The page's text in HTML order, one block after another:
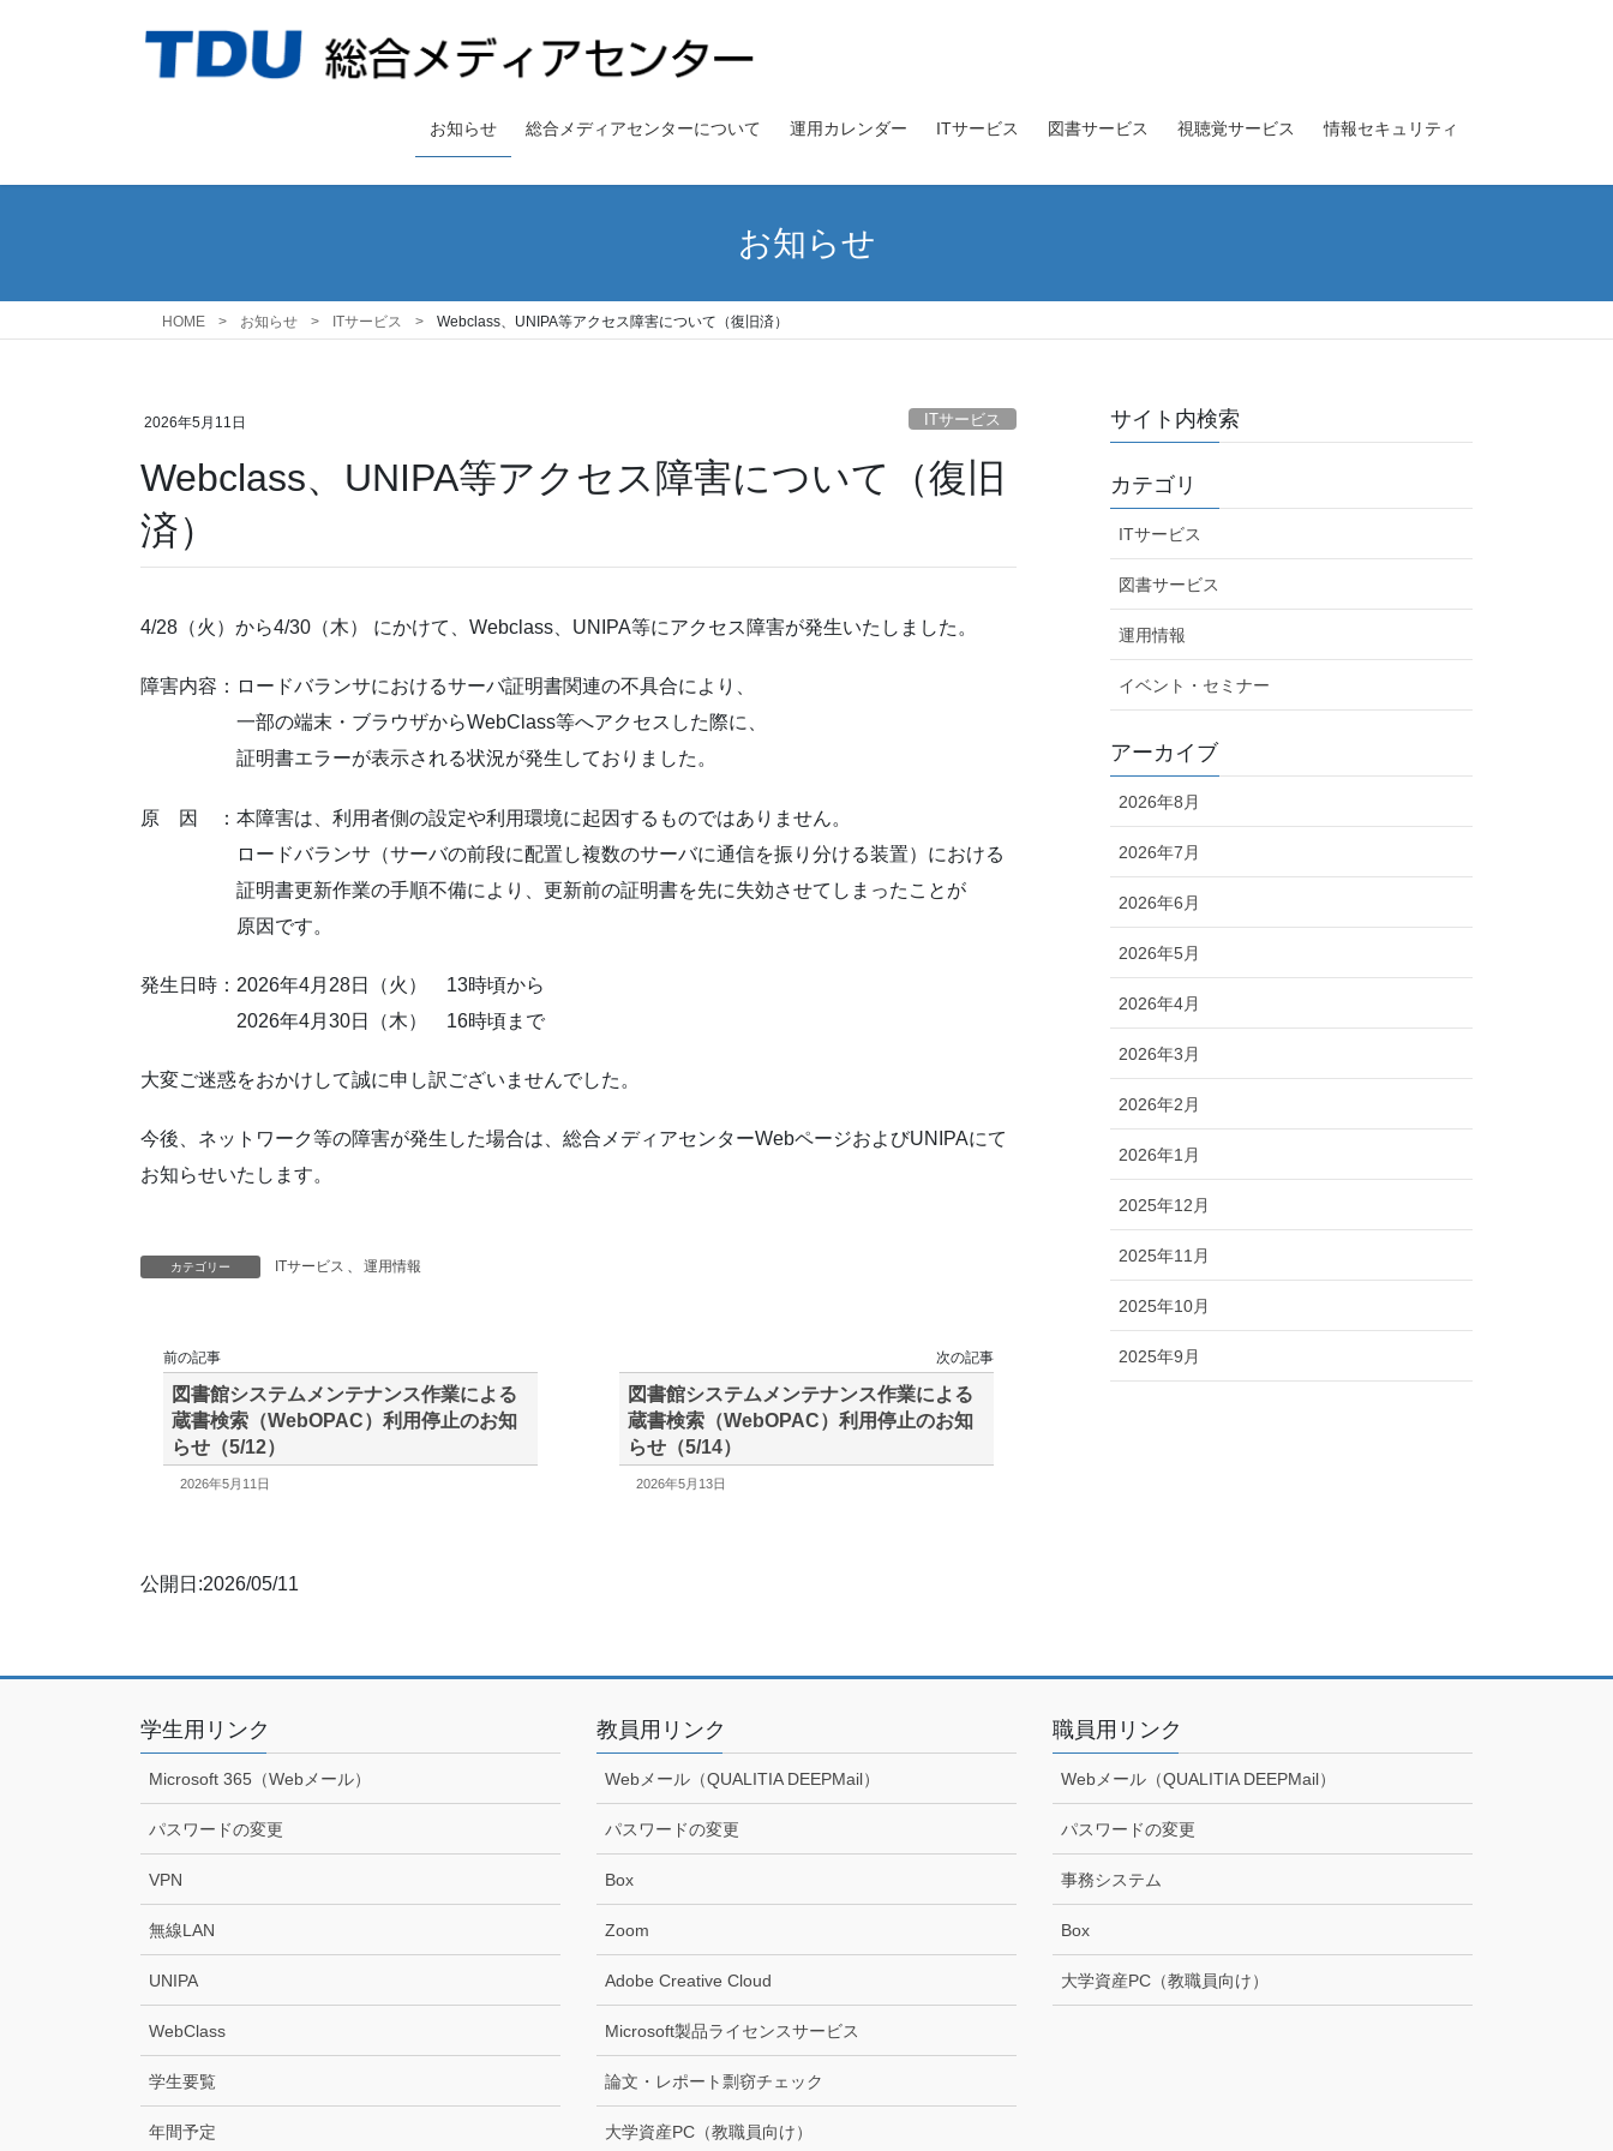
ス
ン
お知らせ 総合メディアセンターについて 運用カレンダー ITサービス 図書サービス 視聴覚サービス 情報セキュリティ
お知らせ
HOME お知らせ ITサービス Webclass、UNIPA等アクセス障害について（復旧済）
2026年5月11日 ITサービス
Webclass、UNIPA等アクセス障害について（復旧
済）
4/28（火）から4/30（木） にかけて、Webclass、UNIPA等にアクセス障害が発生いたしました。
障害内容：ロードバランサにおけるサーバ証明書関連の不具合により、
一部の端末・ブラウザからWebClass等へアクセスした際に、
証明書エラーが表示される状況が発生しておりました。
原 因 ：本障害は、利用者側の設定や利用環境に起因するものではありません。
ロードバランサ（サーバの前段に配置し複数のサーバに通信を振り分ける装置）における
証明書更新作業の手順不備により、更新前の証明書を先に失効させてしまったことが
原因です。
発生日時：2026年4月28日（火） 13時頃から
2026年4月30日（木） 16時頃まで
大変ご迷惑をおかけして誠に申し訳ございませんでした。
今後、ネットワーク等の障害が発生した場合は、総合メディアセンターWebページおよびUNIPAにて
お知らせいたします。
カテゴリー ITサービス 、 運用情報
前の記事
図書館システムメンテナンス作業による
蔵書検索（WebOPAC）利用停止のお知
らせ（5/12）
2026年5月11日
次の記事
図書館システムメンテナンス作業による
蔵書検索（WebOPAC）利用停止のお知
らせ（5/14）
2026年5月13日
公開日:2026/05/11
サイト内検索
カテゴリ
ITサービス
図書サービス
運用情報
イベント・セミナー
アーカイブ
2026年8月
2026年7月
2026年6月
2026年5月
2026年4月
2026年3月
2026年2月
2026年1月
2025年12月
2025年11月
2025年10月
2025年9月
学生用リンク
Microsoft 365（Webメール）
パスワードの変更
VPN
無線LAN
UNIPA
WebClass
学生要覧
年間予定
教員用リンク
Webメール（QUALITIA DEEPMail）
パスワードの変更
Box
Zoom
Adobe Creative Cloud
Microsoft製品ライセンスサービス
論文・レポート剽窃チェック
大学資産PC（教職員向け）
職員用リンク
Webメール（QUALITIA DEEPMail）
パスワードの変更
事務システム
Box
大学資産PC（教職員向け）